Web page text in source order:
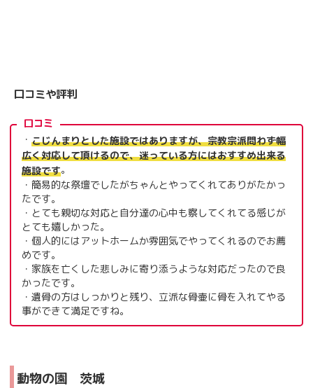
口コミや評判
口コミ
・ こじんまりとした施設ではありますが、宗教宗派問わず幅
広く対応して頂けるので、迷っている方にはおすすめ出来る
施設です。
・簡易的な祭壇でしたがちゃんとやってくれてありがたかっ
たです。
・とても親切な対応と自分達の心中も察してくれてる感じが
とても嬉しかった。
・個人的にはアットホームか雰囲気でやってくれるのでお薦
めです。
・家族を亡くした悲しみに寄り添うような対応だったので良
かったです。
・遺骨の方はしっかりと残り、立派な骨壷に骨を入れてやる
事ができて満足ですね。
動物の園 茨城